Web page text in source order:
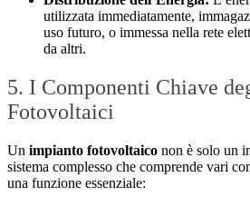
utilizzata immediatamente,
uso futuro, o immessa nella rete
da altri.
5. I Componenti Chiave
Fotovoltaici
Un impianto fotovoltaico non è solo un
sistema complesso che comprende vari
una funzione essenziale: